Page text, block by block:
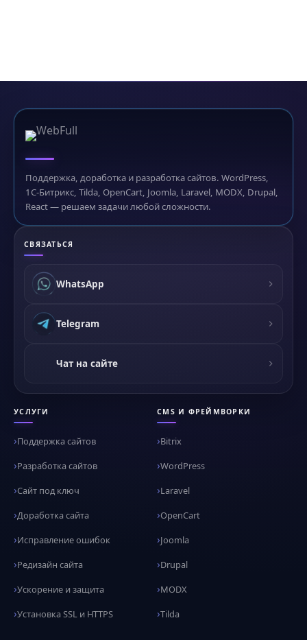
Поддержка, доработка и разработка сайтов. WordPress,
1С-Битрикс, Tilda, OpenCart, Joomla, Laravel, MODX, Drupal,
React — решаем задачи любой сложности.
СВЯЗАТЬСЯ
WhatsApp
Telegram
Чат на сайте
УСЛУГИ
Поддержка сайтов
Разработка сайтов
Сайт под ключ
Доработка сайта
Исправление ошибок
Редизайн сайта
Ускорение и защита
Установка SSL и HTTPS
CMS И ФРЕЙМВОРКИ
Bitrix
WordPress
Laravel
OpenCart
Joomla
Drupal
MODX
Tilda